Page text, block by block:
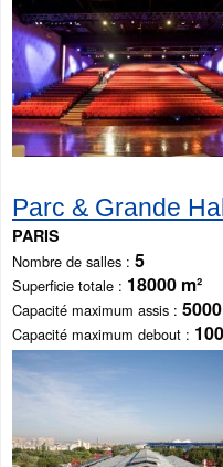
Parc & Grande
PARIS
Nombre de salles 5
Superficie totale 18000 m²
Capacité maximum assis
Capacité maximum debout